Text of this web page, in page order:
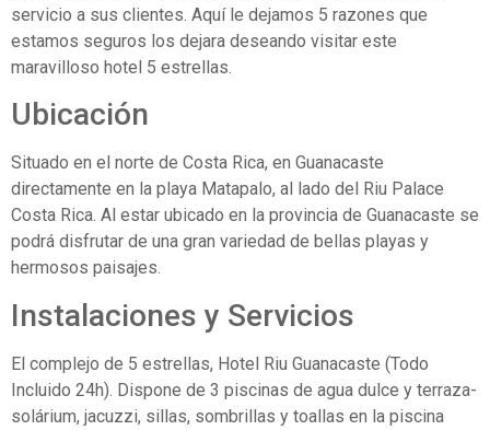
servicio a sus clientes. Aquí le dejamos 5 razones que
estamos seguros los dejara deseando visitar este
maravilloso hotel 5 estrellas.
Ubicación
Situado en el norte de Costa Rica, en Guanacaste
directamente en la playa Matapalo, al lado del Riu Palace
Costa Rica. Al estar ubicado en la provincia de Guanacaste se
podrá disfrutar de una gran variedad de bellas playas y
hermosos paisajes.
Instalaciones y Servicios
El complejo de 5 estrellas, Hotel Riu Guanacaste (Todo
Incluido 24h). Dispone de 3 piscinas de agua dulce y terraza-
solárium, jacuzzi, sillas, sombrillas y toallas en la piscina